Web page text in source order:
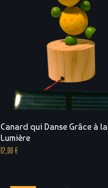
Canard qui Danse Grâce à la
Lumière
12,00 €